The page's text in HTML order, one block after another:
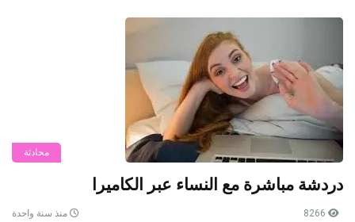
محادثة
دردشة مباشرة مع النساء عبر الكاميرا
منذ سنة واحدة